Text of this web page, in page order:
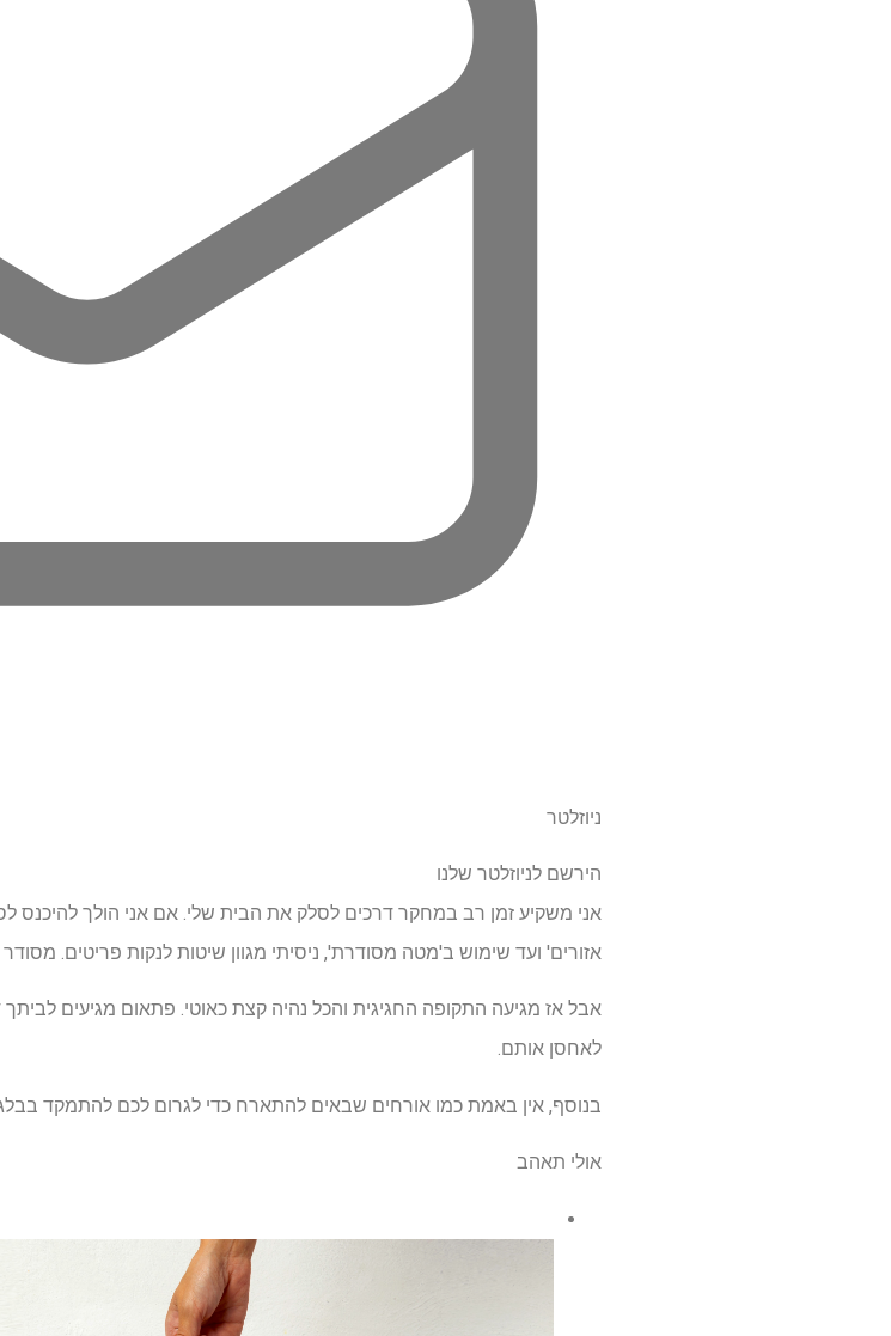
ניוזלטר
הירשם לניוזלטר שלנו
אני משקיע זמן רב במחקר דרכים לסלק את הבית שלי. אם אני הולך להיכנס
אזורים' ועד שימוש ב'מטה מסודרת', ניסיתי מגוון שיטות לנקות פריטים.
אבל אז מגיעה התקופה החגיגית והכל נהיה קצת כאוטי. פתאום מגיעים
לאחסן אותם.
בנוסף, אין באמת כמו אורחים שבאים להתארח כדי לגרום לכם להתמקד
אולי תאהב